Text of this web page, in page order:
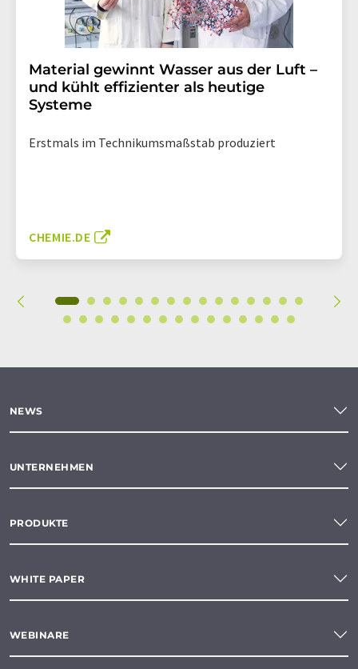
Material gewinnt Wasser aus der Luft –
und kühlt effizienter als heutige
Systeme
Erstmals im Technikumsmaßstab produziert
CHEMIE.DE
NEWS
UNTERNEHMEN
PRODUKTE
WHITE PAPER
WEBINARE